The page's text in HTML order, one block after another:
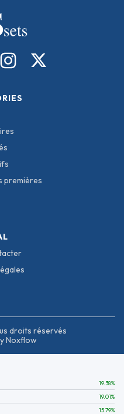
premières
droits réservés
Noxflow
19.38%
19.01%
15.79%